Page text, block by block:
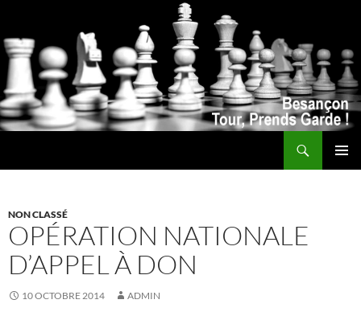
NON CLASSÉ
OPÉRATION NATIONALE
D’APPEL À DON
10 OCTOBRE 2014 ADMIN